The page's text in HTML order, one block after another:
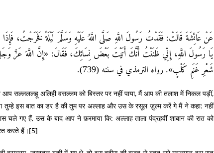
عَنْ عَائِشَةَ قَالَتْ: فَقَدْتُ رَسُولَ اللَّهِ صَلَّى اللَّهُ عَلَيْهِ وَسَلَّمَ لَيْلَةً فَخَرَجْتُ،
يَا رَسُولَ اللَّهِ، إِنِّي ظَنَنْتُ أَنَّكَ أَتَيْتَ بَعْضَ نِسَائِكَ، فَقَالَ: «إِنَّ اللَّهَ عَزَّ
شَعْرِ غَنَمِ كَلْبٍ». رواه الترمذي في سننه (739).
सल्लललहू अलिही वसल्लम को बिस्तर पर नहीं पाया, मैं आप की तलाश में निकल पड़ीं,
इस बात का डर है की तुम पर अल्लाह और उस के रसूल ज़ुल्म करें गे मैं ने कहा: नहीं
गए हैं, उस के बाद आप ने फ़रमाया कि: अल्लाह ताला पंद्रहवीं शाबान की रात को
करते हैं।[5]